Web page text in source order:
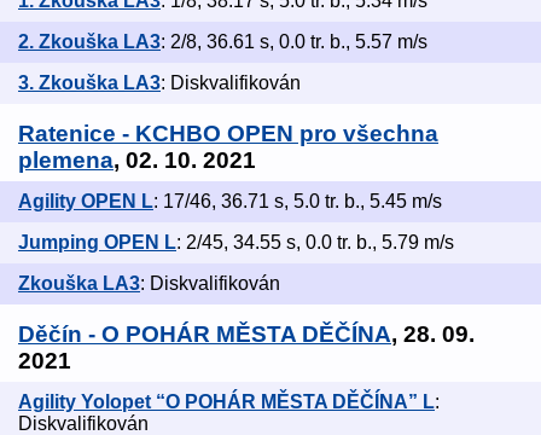
2. Zkouška LA3: 2/8, 36.61 s, 0.0 tr. b., 5.57 m/s
3. Zkouška LA3: Diskvalifikován
Ratenice - KCHBO OPEN pro všechna
plemena, 02. 10. 2021
Agility OPEN L: 17/46, 36.71 s, 5.0 tr. b., 5.45 m/s
Jumping OPEN L: 2/45, 34.55 s, 0.0 tr. b., 5.79 m/s
Zkouška LA3: Diskvalifikován
Děčín - O POHÁR MĚSTA DĚČÍNA, 28. 09.
2021
Agility Yolopet “O POHÁR MĚSTA DĚČÍNA” L:
Diskvalifikován